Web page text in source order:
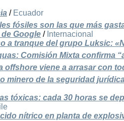
/ Ecuador
fósiles son las que más
Google / Internacional
a tranque del grupo Luksic:
Comisión Mixta confirma
offshore viene a arrasar con
minero de la seguridad
tóxicas: cada 30 horas se
nítrico en planta de